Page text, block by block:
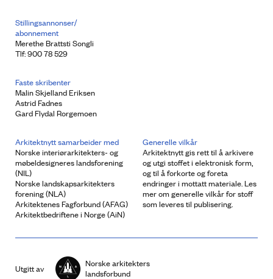
Stillingsannonser/
abonnement
Merethe Brattsti Songli
Tlf: 900 78 529
Faste skribenter
Malin Skjelland Eriksen
Astrid Fadnes
Gard Flydal Rorgemoen
Arkitektnytt samarbeider med
Norske interiørarkitekters- og
møbeldesigneres landsforening
(NIL)
Norske landskapsarkitekters
forening (NLA)
Arkitektenes Fagforbund (AFAG)
Arkitektbedriftene i Norge (AiN)
Generelle vilkår
Arkitektnytt gis rett til å arkivere
og utgi stoffet i elektronisk form,
og til å forkorte og foreta
endringer i mottatt materiale. Les
mer om generelle vilkår for stoff
som leveres til publisering.
Utgitt av
Norske arkitekters
landsforbund